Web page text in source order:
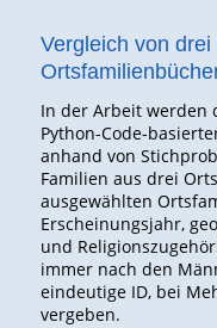
Vergleich von
In der Arbeit werden
Python-Code-
anhand von
Familien aus drei
ausgewählten
Erscheinungsjahr,
und
immer nach den
eindeutige ID, bei
vergeben.